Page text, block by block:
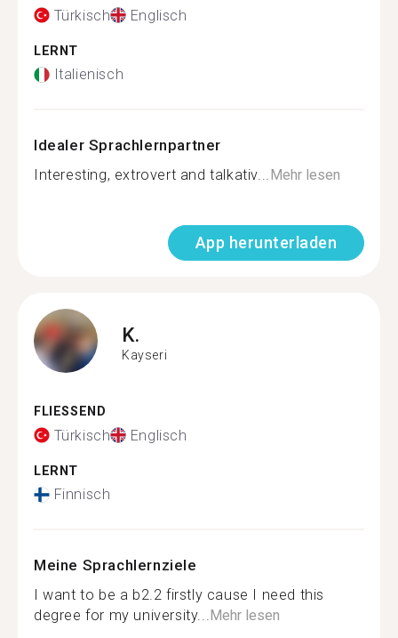
Türkisch Englisch
LERNT
Italienisch
Idealer Sprachlernpartner
Interesting, extrovert and talkativ...Mehr lesen
App herunterladen
K.
Kayseri
FLIESSEND
Türkisch Englisch
LERNT
Finnisch
Meine Sprachlernziele
I want to be a b2.2 firstly cause I need this
degree for my university...Mehr lesen